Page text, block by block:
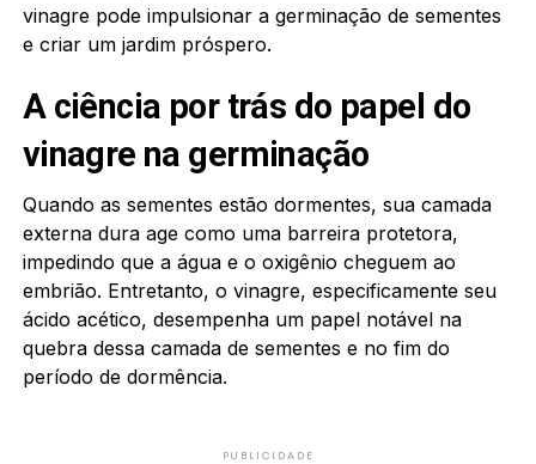
vinagre pode impulsionar a germinação de sementes
e criar um jardim próspero.
A ciência por trás do papel do
vinagre na germinação
Quando as sementes estão dormentes, sua camada
externa dura age como uma barreira protetora,
impedindo que a água e o oxigênio cheguem ao
embrião. Entretanto, o vinagre, especificamente seu
ácido acético, desempenha um papel notável na
quebra dessa camada de sementes e no fim do
período de dormência.
PUBLICIDADE